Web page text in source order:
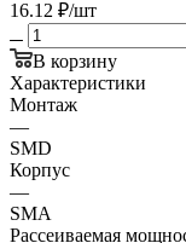
16.12 ₽/шт
В корзину
Характеристики
Монтаж
—
SMD
Корпус
—
SMA
Рассеиваемая